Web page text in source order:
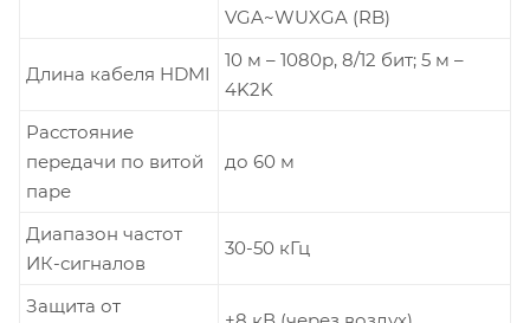
VGA~WUXGA (RB)
Длина кабеля HDMI
10 м – 1080p, 8/12 бит; 5 м –
4K2K
Расстояние
передачи по витой
паре
до 60 м
Диапазон частот
ИК-сигналов
30-50 кГц
Защита от